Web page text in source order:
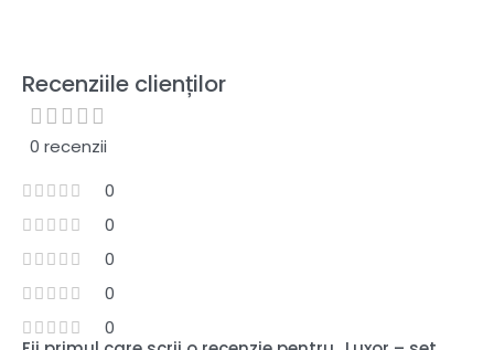
Recenziile clienților
0 recenzii
0
0
0
0
0